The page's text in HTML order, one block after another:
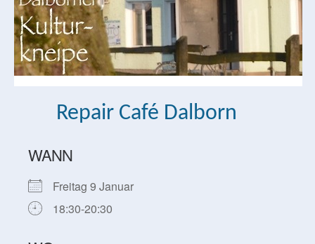
Repair Café Dalborn
WANN
Freitag 9 Januar
18:30-20:30